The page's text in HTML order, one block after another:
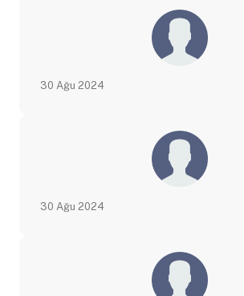
30 Ağu 2024
30 Ağu 2024